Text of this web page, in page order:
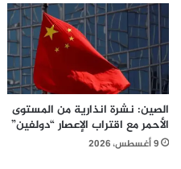
الصين: نشرة انذارية من المستوى
الأحمر مع اقتراب الإعصار “دولفين”
9 أغسطس، 2026